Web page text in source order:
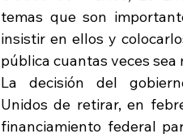
temas que son
insistir en ellos y
pública cuantas veces sea
La decisión del
Unidos de retirar, en
financiamiento federal